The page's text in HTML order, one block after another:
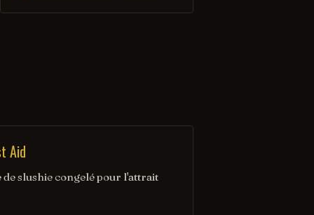
Aid
de slushie congelé pour l'attrait